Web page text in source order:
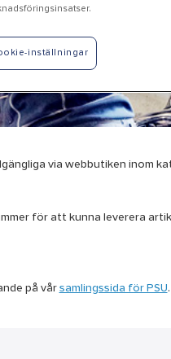
via webbutiken inom
för att kunna leverera
på vår samlingssida för PSU
inställningar